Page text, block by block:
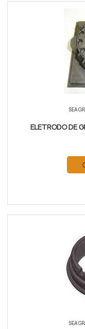
SEA
ELETRODO DE
SEA